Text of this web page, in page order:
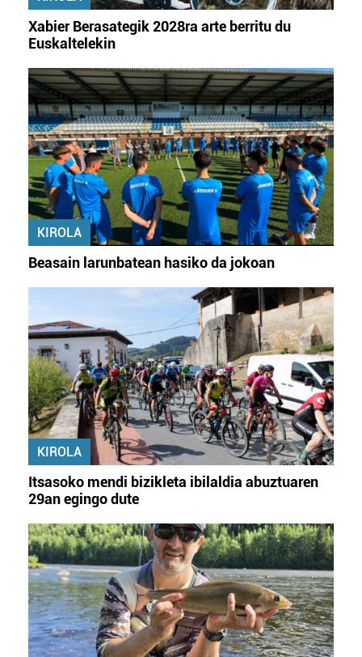
Xabier Berasategik 2028ra arte berritu du
Euskaltelekin
KIROLA
Beasain larunbatean hasiko da jokoan
KIROLA
Itsasoko mendi bizikleta ibilaldia abuztuaren
29an egingo dute